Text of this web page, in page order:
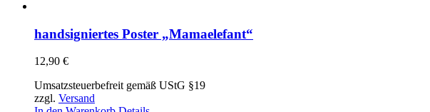
handsigniertes Poster „Mamaelefant“
12,90 €
Umsatzsteuerbefreit gemäß UStG §19
zzgl. Versand